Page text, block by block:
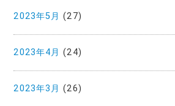
2023年5月 (27)
2023年4月 (24)
2023年3月 (26)